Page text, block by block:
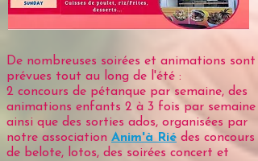
De nombreuses soirées et animations sont
prévues tout au long de l'été :
2 concours de pétanque par semaine, des
animations enfants 2 à 3 fois par semaine
ainsi que des sorties ados, organisées par
notre association Anim'à Rié des concours
de belote, lotos, des soirées concert et